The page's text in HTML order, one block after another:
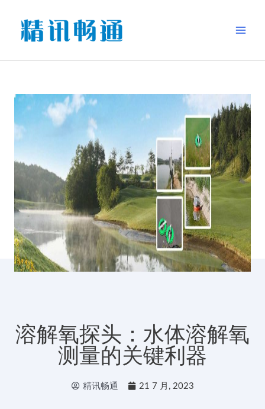
溶解氧探头：水体溶解氧
测量的关键利器
精讯畅通 21 7 月, 2023